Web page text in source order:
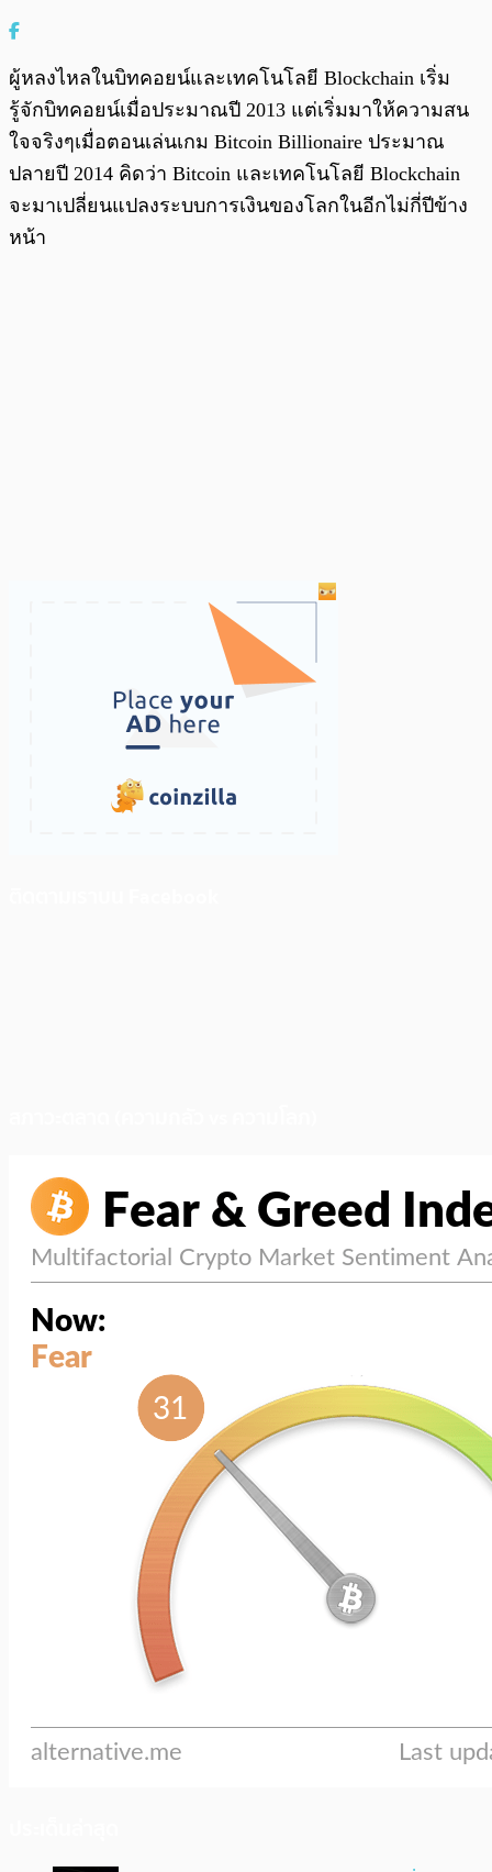
ผู้หลงไหลในบิทคอยน์และเทคโนโลยี Blockchain เริ่ม
รู้จักบิทคอยน์เมื่อประมาณปี 2013 แต่เริ่มมาให้ความสน
ใจจริงๆเมื่อตอนเล่นเกม Bitcoin Billionaire ประมาณ
ปลายปี 2014 คิดว่า Bitcoin และเทคโนโลยี Blockchain
จะมาเปลี่ยนแปลงระบบการเงินของโลกในอีกไม่กี่ปีข้าง
หน้า